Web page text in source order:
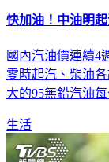
快加油！中油明
國內汽油價連續4
零時起汽、柴油
大的95無鉛汽油
生活